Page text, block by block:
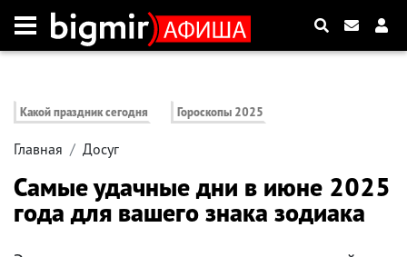
Какой праздник сегодня Гороскопы 2025
Главная Досуг
Самые удачные дни в июне 2025
года для вашего знака зодиака